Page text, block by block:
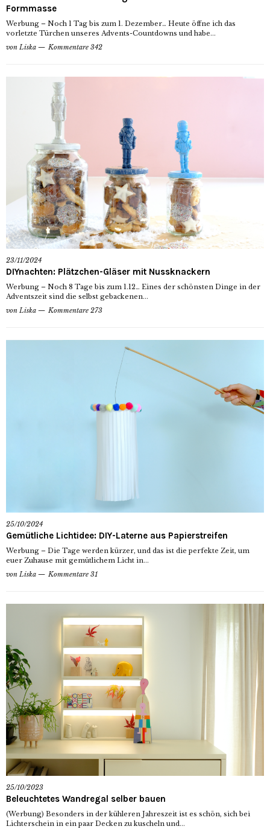
Formmasse
Werbung – Noch 1 Tag bis zum 1. Dezember… Heute öffne ich das
vorletzte Türchen unseres Advents-Countdowns und habe...
von Liska Kommentare 342
23/11/2024
DIYnachten: Plätzchen-Gläser mit Nussknackern
Werbung – Noch 8 Tage bis zum 1.12… Eines der schönsten Dinge in der
Adventszeit sind die selbst gebackenen...
von Liska Kommentare 273
25/10/2024
Gemütliche Lichtidee: DIY-Laterne aus Papierstreifen
Werbung – Die Tage werden kürzer, und das ist die perfekte Zeit, um
euer Zuhause mit gemütlichem Licht in...
von Liska Kommentare 31
25/10/2023
Beleuchtetes Wandregal selber bauen
(Werbung) Besonders in der kühleren Jahreszeit ist es schön, sich bei
Lichterschein in ein paar Decken zu kuscheln und...